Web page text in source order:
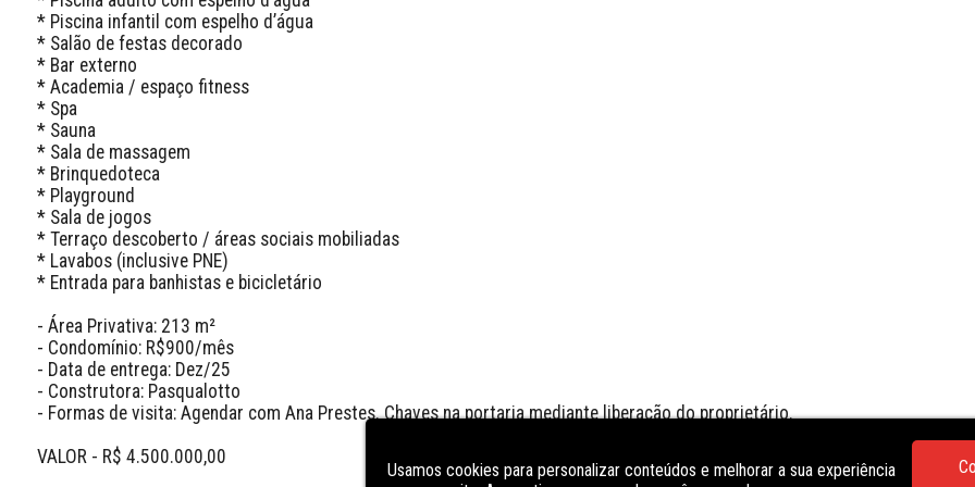
* Piscina infantil com espelho d’água
* Salão de festas decorado
* Bar externo
* Academia / espaço fitness
* Spa
* Sauna
* Sala de massagem
* Brinquedoteca
* Playground
* Sala de jogos
* Terraço descoberto / áreas sociais mobiliadas
* Lavabos (inclusive PNE)
* Entrada para banhistas e bicicletário
- Área Privativa: 213 m²
- Condomínio: R$900/mês
- Data de entrega: Dez/25
- Construtora: Pasqualotto
- Formas de visita: Agendar com Ana Prestes. Chaves na portaria mediante liberação do proprietário.
VALOR - R$ 4.500.000,00
Usamos cookies para personalizar conteúdos e melhorar a sua experiência